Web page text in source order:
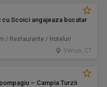
cu Scoici angajeaza bucatar
/ Restaurante / Hoteluri
Venus, CT
– Campia Turzii